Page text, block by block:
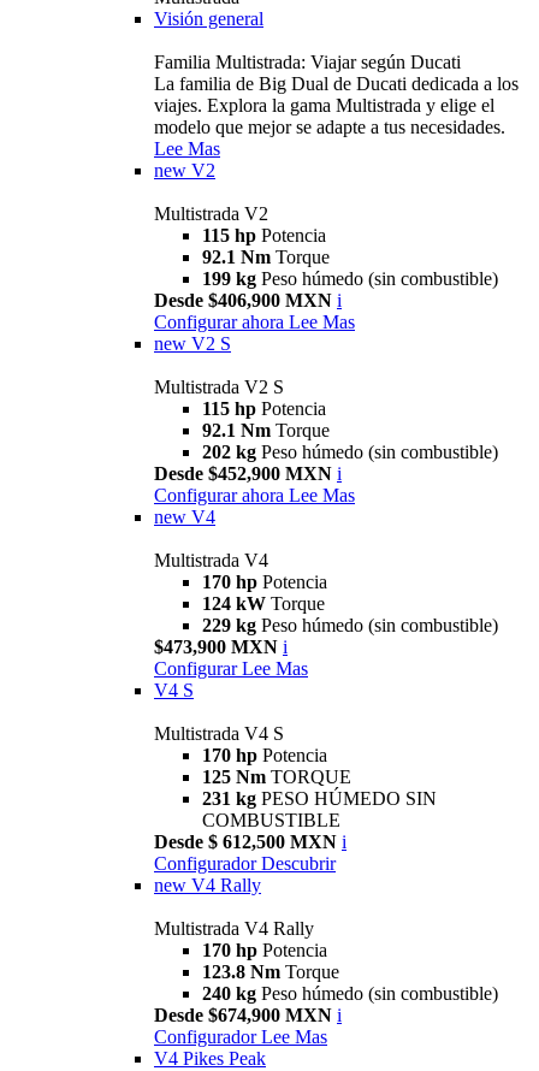
Visión general
Familia Multistrada: Viajar según Ducati
La familia de Big Dual de Ducati dedicada a los
viajes. Explora la gama Multistrada y elige el
modelo que mejor se adapte a tus necesidades.
Lee Mas
new V2
Multistrada V2
115 hp Potencia
92.1 Nm Torque
199 kg Peso húmedo (sin combustible)
Desde $406,900 MXN i
Configurar ahora Lee Mas
new V2 S
Multistrada V2 S
115 hp Potencia
92.1 Nm Torque
202 kg Peso húmedo (sin combustible)
Desde $452,900 MXN i
Configurar ahora Lee Mas
new V4
Multistrada V4
170 hp Potencia
124 kW Torque
229 kg Peso húmedo (sin combustible)
$473,900 MXN i
Configurar Lee Mas
V4 S
Multistrada V4 S
170 hp Potencia
125 Nm TORQUE
231 kg PESO HÚMEDO SIN
COMBUSTIBLE
Desde $ 612,500 MXN i
Configurador Descubrir
new V4 Rally
Multistrada V4 Rally
170 hp Potencia
123.8 Nm Torque
240 kg Peso húmedo (sin combustible)
Desde $674,900 MXN i
Configurador Lee Mas
V4 Pikes Peak